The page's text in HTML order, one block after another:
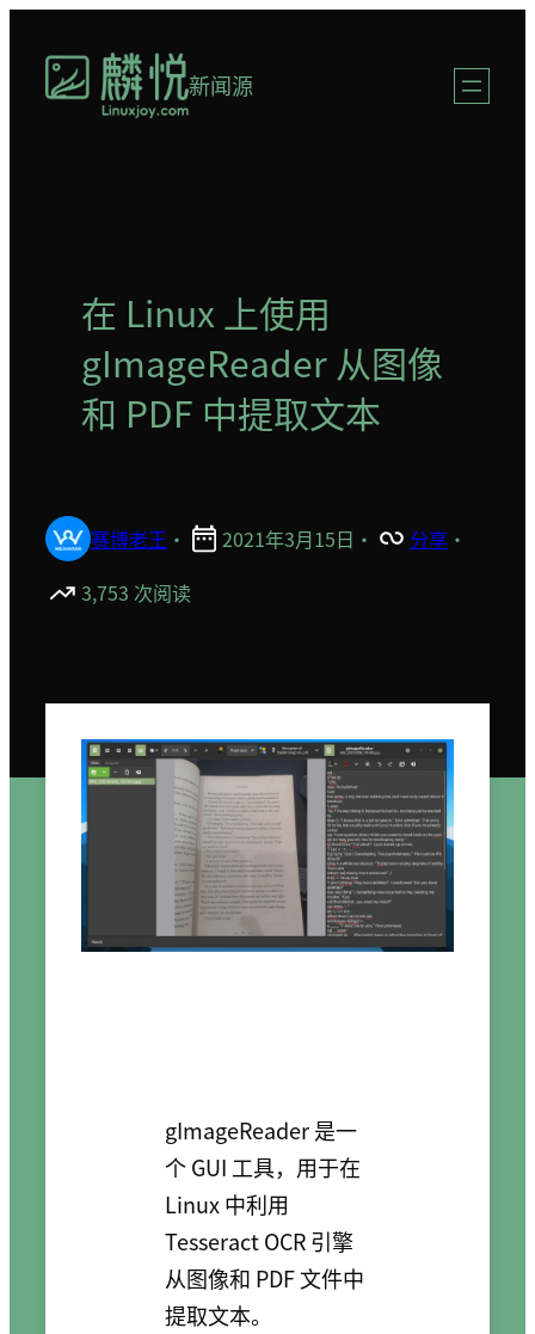
新闻源
在 Linux 上使用
gImageReader 从图像
和 PDF 中提取文本
赛博老王 · 2021年3月15日 · 分享 ·
3,753 次阅读
gImageReader 是一
个 GUI 工具，用于在
Linux 中利用
Tesseract OCR 引擎
从图像和 PDF 文件中
提取文本。